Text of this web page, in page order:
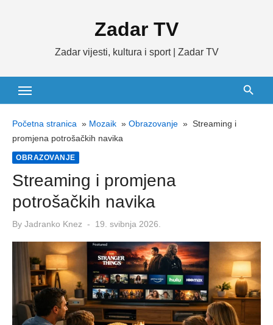
Zadar TV
Zadar vijesti, kultura i sport | Zadar TV
Početna stranica » Mozaik » Obrazovanje » Streaming i
promjena potrošačkih navika
OBRAZOVANJE
Streaming i promjena
potrošačkih navika
By Jadranko Knez
Posted
19. svibnja 2026.